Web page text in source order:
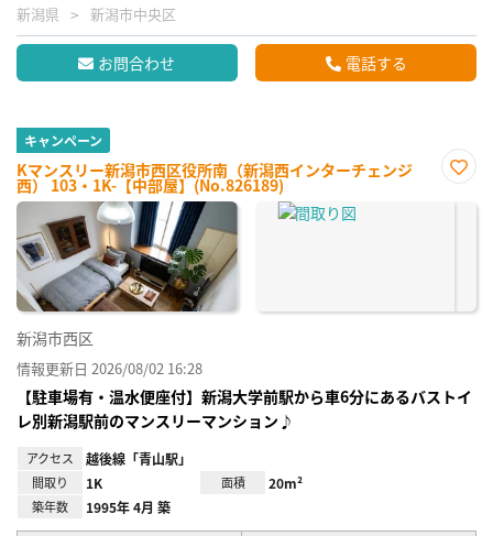
新潟県 新潟市中央区
お問合わせ 電話する
キャンペーン
Kマンスリー新潟市西区役所南（新潟西インターチェンジ
西） 103・1K-【中部屋】(No.826189)
に入
新潟市西区
情報更新日 2026/08/02 16:28
【駐車場有・温水便座付】新潟大学前駅から車6分にあるバストイ
レ別新潟駅前のマンスリーマンション♪
アクセス 越後線「青山駅」
間取り 1K 面積 20m²
築年数 1995年 4月 築